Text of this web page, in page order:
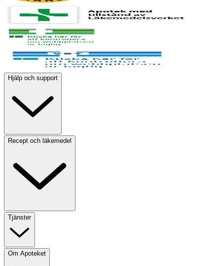
Hjälp och support
Recept och läkemedel
Tjänster
Om Apoteket